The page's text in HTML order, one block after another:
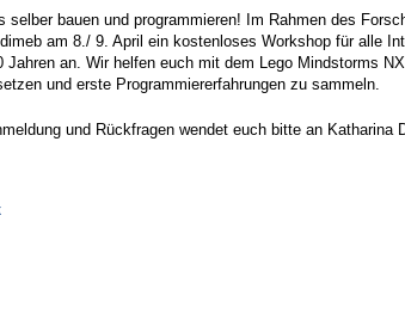
selber bauen und programmieren! Im Rahmen des
am 8./ 9. April ein kostenloses Workshop für alle
Jahren an. Wir helfen euch mit dem Lego Mindstorms
und erste Programmiererfahrungen zu sammeln.
und Rückfragen wendet euch bitte an Katharina